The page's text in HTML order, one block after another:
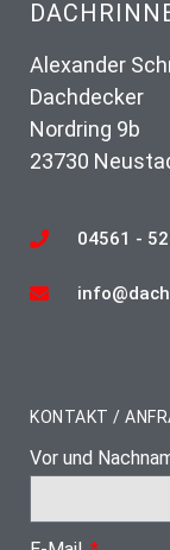
Alexander
Dachdecker
Nordring 9b
23730
04561 -
KONTAKT /
Vor und